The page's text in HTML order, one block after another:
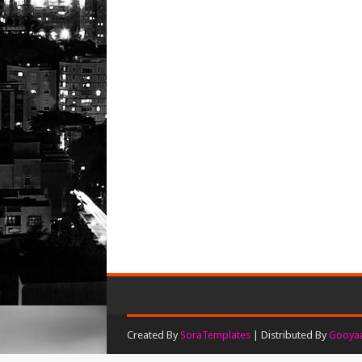
Created By SoraTemplates | Distributed By